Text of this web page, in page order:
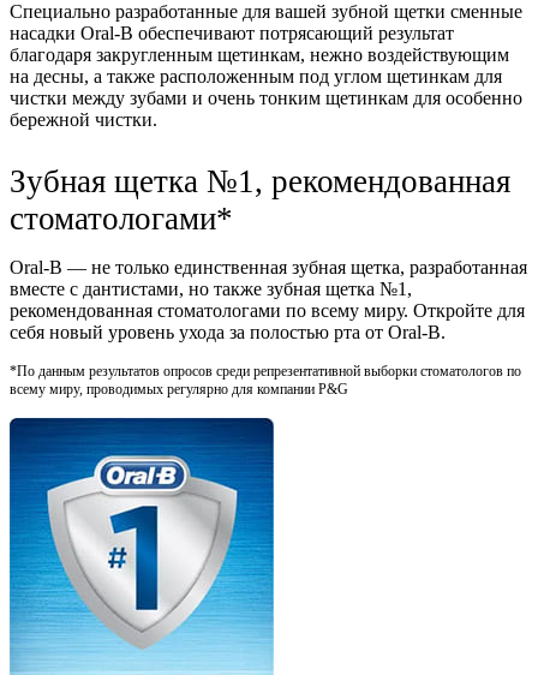
Специально разработанные для вашей зубной щетки сменные
насадки Oral-B обеспечивают потрясающий результат
благодаря закругленным щетинкам, нежно воздействующим
на десны, а также расположенным под углом щетинкам для
чистки между зубами и очень тонким щетинкам для особенно
бережной чистки.
Зубная щетка №1, рекомендованная
стоматологами*
Oral-B — не только единственная зубная щетка, разработанная
вместе с дантистами, но также зубная щетка №1,
рекомендованная стоматологами по всему миру. Откройте для
себя новый уровень ухода за полостью рта от Oral-B.
*По данным результатов опросов среди репрезентативной выборки стоматологов по
всему миру, проводимых регулярно для компании P&G